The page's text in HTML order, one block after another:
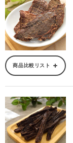
商品比較リスト